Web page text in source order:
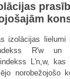
izolācijas lielumi
R'w un
L'n,w,
norobežojošo